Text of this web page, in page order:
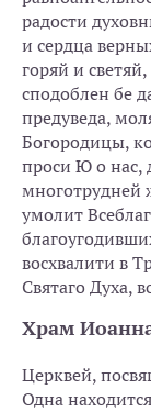
радости
и сердца
горяй и
сподоблен бе
предуведа,
Богородицы,
проси Ю о нас,
многотрудней
умолит
восхвалити в
Святаго Духа,
Храм
Церквей,
Одна